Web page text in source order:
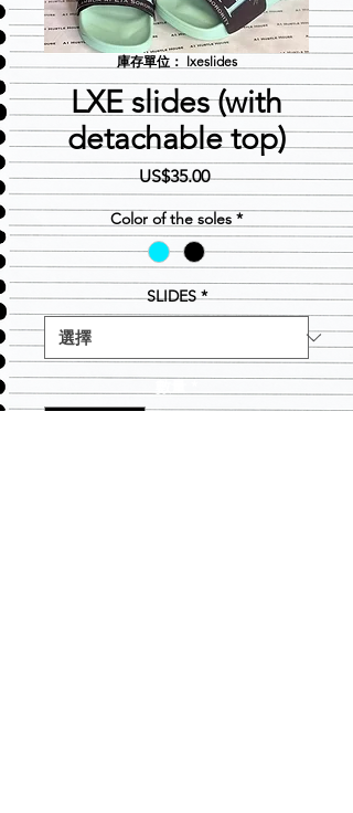
庫存單位： lxeslides
LXE slides (with
detachable top)
US$35.00價
格
Color of the soles *
SLIDES *